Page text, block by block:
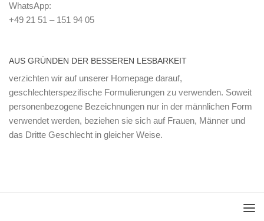
WhatsApp:
+49 21 51 – 151 94 05
AUS GRÜNDEN DER BESSEREN LESBARKEIT
verzichten wir auf unserer Homepage darauf,
geschlechterspezifische Formulierungen zu verwenden. Soweit
personenbezogene Bezeichnungen nur in der männlichen Form
verwendet werden, beziehen sie sich auf Frauen, Männer und
das Dritte Geschlecht in gleicher Weise.